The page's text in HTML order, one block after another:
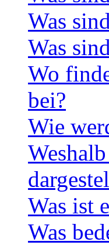
Was
Was
Wo
bei?
Wie
Was ist
Was